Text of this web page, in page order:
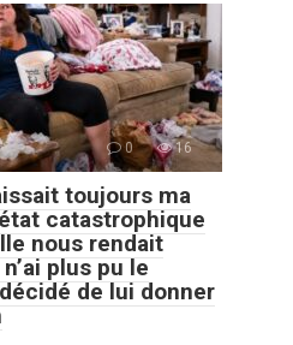
0 16
toujours ma
catastrophique
nous rendait
plus pu le
de lui donner